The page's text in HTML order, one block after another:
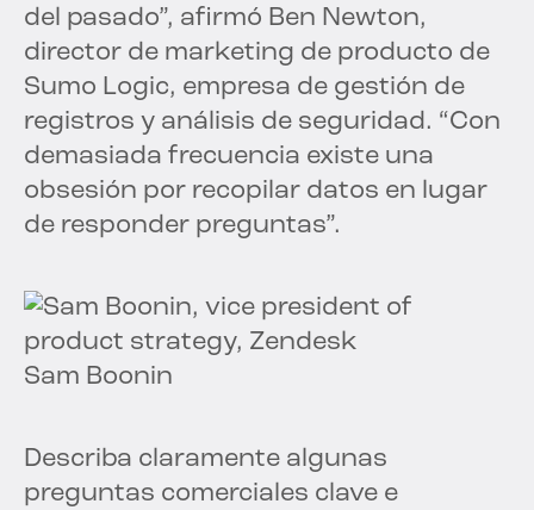
del pasado”, afirmó Ben Newton,
director de marketing de producto de
Sumo Logic, empresa de gestión de
registros y análisis de seguridad. “Con
demasiada frecuencia existe una
obsesión por recopilar datos en lugar
de responder preguntas”.
Sam Boonin
Describa claramente algunas
preguntas comerciales clave e